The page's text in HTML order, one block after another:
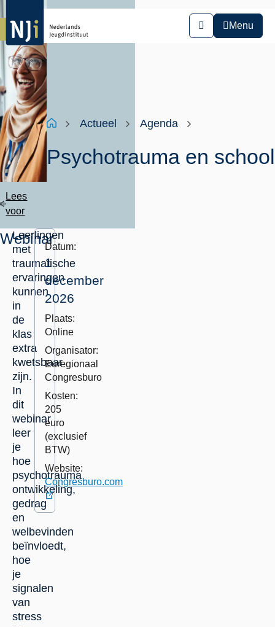
Overslaan
en
naar
de
inhoud
gaan
Zoeken
Menu
Kruimelpad
HomeActueel Agenda
Psychotrauma en school
Lees
voor
Webinar
Leerlingen
met
traumatische
ervaringen
kunnen
in
de
klas
extra
kwetsbaar
zijn.
In
dit
webinar
leer
je
hoe
psychotrauma
ontwikkeling,
gedrag
en
welbevinden
beïnvloedt,
hoe
je
signalen
van
stress
Datum:
1
december
2026
Plaats:
Online
Organisator:
Euregionaal
Congresburo
Kosten:
205
euro
(exclusief
BTW)
Website:
Congresburo.com
externe